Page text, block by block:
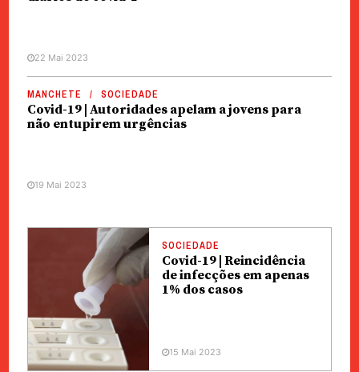
22 Mai 2023
MANCHETE SOCIEDADE
Covid-19 | Autoridades apelam a jovens para
não entupirem urgências
19 Mai 2023
SOCIEDADE
Covid-19 | Reincidência
de infecções em apenas
1% dos casos
15 Mai 2023